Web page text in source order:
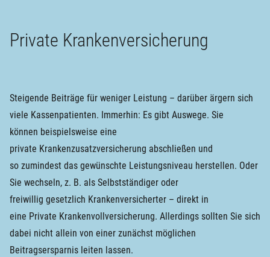
Private Krankenversicherung
Steigende Beiträge für weniger Leistung – darüber ärgern sich
viele Kassenpatienten. Immerhin: Es gibt Auswege. Sie
können beispielsweise eine
private Krankenzusatzversicherung abschließen und
so zumindest das gewünschte Leistungsniveau herstellen. Oder
Sie wechseln, z. B. als Selbstständiger oder
freiwillig gesetzlich Krankenversicherter – direkt in
eine Private Krankenvollversicherung. Allerdings sollten Sie sich
dabei nicht allein von einer zunächst möglichen
Beitragsersparnis leiten lassen.